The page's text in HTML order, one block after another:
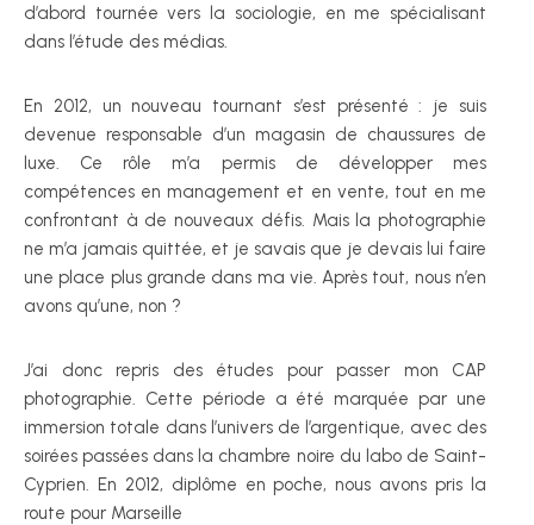
d’abord tournée vers la sociologie, en me spécialisant
dans l’étude des médias.
En 2012, un nouveau tournant s’est présenté : je suis
devenue responsable d’un magasin de chaussures de
luxe. Ce rôle m’a permis de développer mes
compétences en management et en vente, tout en me
confrontant à de nouveaux défis. Mais la photographie
ne m’a jamais quittée, et je savais que je devais lui faire
une place plus grande dans ma vie. Après tout, nous n’en
avons qu’une, non ?
J’ai donc repris des études pour passer mon CAP
photographie. Cette période a été marquée par une
immersion totale dans l’univers de l’argentique, avec des
soirées passées dans la chambre noire du labo de Saint-
Cyprien. En 2012, diplôme en poche, nous avons pris la
route pour Marseille